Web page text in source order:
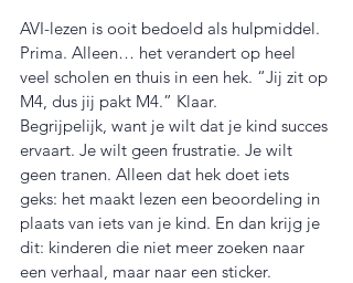
AVI-lezen is ooit bedoeld als hulpmiddel.
Prima. Alleen… het verandert op heel
veel scholen en thuis in een hek. “Jij zit op
M4, dus jij pakt M4.” Klaar.
Begrijpelijk, want je wilt dat je kind succes
ervaart. Je wilt geen frustratie. Je wilt
geen tranen. Alleen dat hek doet iets
geks: het maakt lezen een beoordeling in
plaats van iets van je kind. En dan krijg je
dit: kinderen die niet meer zoeken naar
een verhaal, maar naar een sticker.